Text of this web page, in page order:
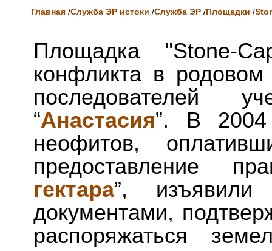
Главная /Служба ЭР истоки /Служба ЭР /Площадки /
Площадка "Stone-
конфликта в родовом
последователей
“Анастасия”. В 2004
неофитов,
предоставление
гектара”, изъявили
документами,
распоряжаться